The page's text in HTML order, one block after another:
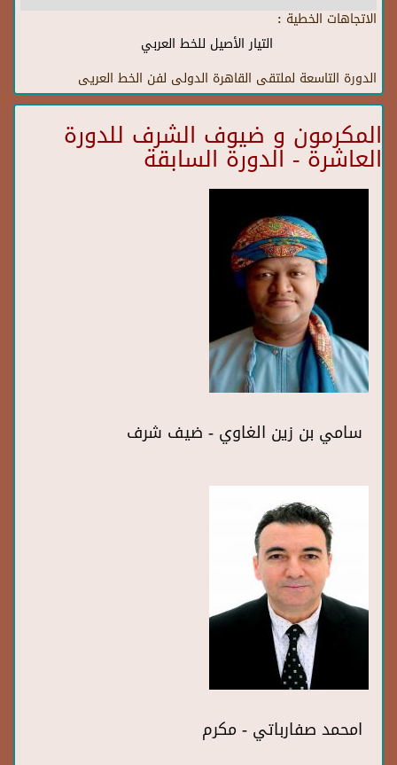
الاتجاهات الخطية :
التيار الأصيل للخط العربي
الدورة التاسعة لملتقى القاهرة الدولى لفن الخط العريى
المكرمون و ضيوف الشرف للدورة
العاشرة - الدورة السابقة
سامي بن زين الغاوي - ضيف شرف
امحمد صفارباتي - مكرم